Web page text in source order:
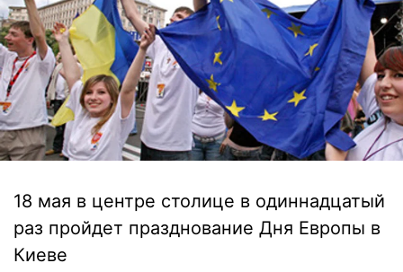
18 мая в центре столице в одиннадцатый
раз пройдет празднование Дня Европы в
Киеве